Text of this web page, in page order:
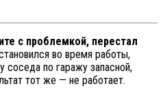
с проблемкой, перестал
во время работы,
соседа по гаражу запасной,
тот же — не работает.